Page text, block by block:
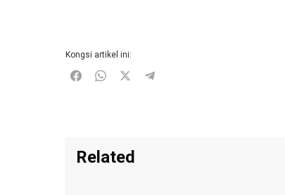
Kongsi artikel ini:
Related